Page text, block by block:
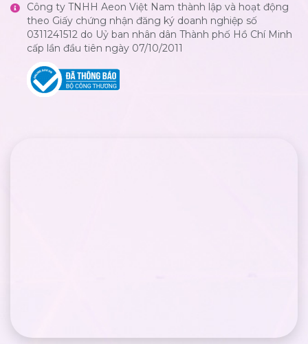
Công ty TNHH Aeon Việt Nam thành lập và hoạt động
theo Giấy chứng nhận đăng ký doanh nghiệp số
0311241512 do Uỷ ban nhân dân Thành phố Hồ Chí Minh
cấp lần đầu tiên ngày 07/10/2011